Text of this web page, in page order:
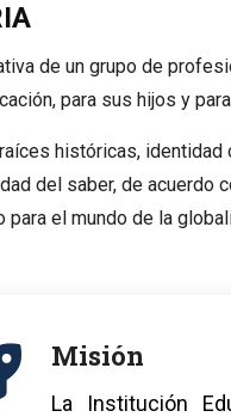
de un grupo de
para sus hijos y
históricas,
del saber, de
el mundo de la
Misión
La Institución